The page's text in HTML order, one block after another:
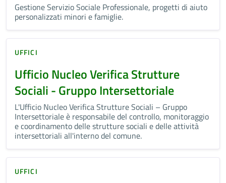
Gestione Servizio Sociale Professionale, progetti di aiuto
personalizzati minori e famiglie.
UFFICI
Ufficio Nucleo Verifica Strutture
Sociali - Gruppo Intersettoriale
L'Ufficio Nucleo Verifica Strutture Sociali – Gruppo
Intersettoriale è responsabile del controllo, monitoraggio
e coordinamento delle strutture sociali e delle attività
intersettoriali all'interno del comune.
UFFICI